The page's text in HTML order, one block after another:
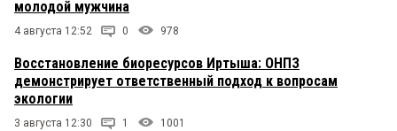
молодой мужчина
4 августа 12:52 0 978
Восстановление биоресурсов Иртыша: ОНПЗ
демонстрирует ответственный подход к вопросам
экологии
3 августа 12:30 1 1001